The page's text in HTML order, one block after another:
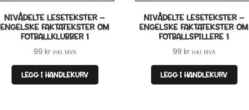
NIVÅDELTE LESETEKSTER –
ENGELSKE FAKTATEKSTER OM
FOTBALLKLUBBER 1
99 kr inkl. MVA
LEGG I HANDLEKURV
NIVÅDELTE LESETEKSTER –
ENGELSKE FAKTATEKSTER OM
FOTBALLSPILLERE 1
99kr inkl. MVA
LEGG I HANDLEKURV